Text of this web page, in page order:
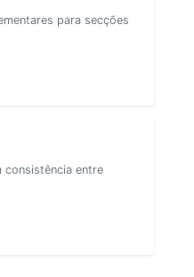
para secções
consistência entre